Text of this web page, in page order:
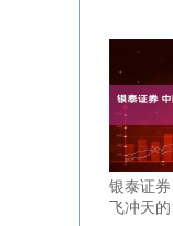
银泰证
飞冲天